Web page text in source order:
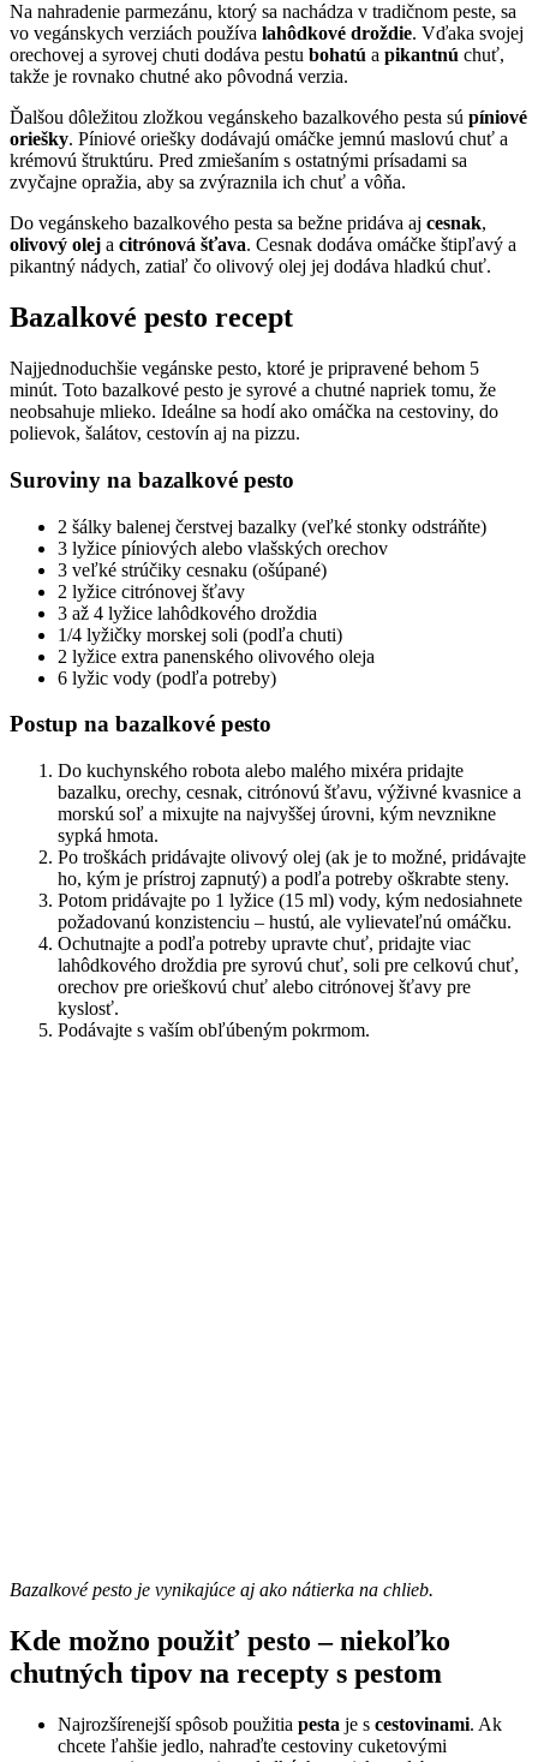
Na nahradenie parmezánu, ktorý sa nachádza v tradičnom peste, sa
vo vegánskych verziách používa lahôdkové droždie. Vďaka svojej
orechovej a syrovej chuti dodáva pestu bohatú a pikantnú chuť,
takže je rovnako chutné ako pôvodná verzia.
Ďalšou dôležitou zložkou vegánskeho bazalkového pesta sú píniové
oriešky. Píniové oriešky dodávajú omáčke jemnú maslovú chuť a
krémovú štruktúru. Pred zmiešaním s ostatnými prísadami sa
zvyčajne opražia, aby sa zvýraznila ich chuť a vôňa.
Do vegánskeho bazalkového pesta sa bežne pridáva aj cesnak,
olivový olej a citrónová šťava. Cesnak dodáva omáčke štipľavý a
pikantný nádych, zatiaľ čo olivový olej jej dodáva hladkú chuť.
Bazalkové pesto recept
Najjednoduchšie vegánske pesto, ktoré je pripravené behom 5
minút. Toto bazalkové pesto je syrové a chutné napriek tomu, že
neobsahuje mlieko. Ideálne sa hodí ako omáčka na cestoviny, do
polievok, šalátov, cestovín aj na pizzu.
Suroviny na bazalkové pesto
2 šálky balenej čerstvej bazalky (veľké stonky odstráňte)
3 lyžice píniových alebo vlašských orechov
3 veľké strúčiky cesnaku (ošúpané)
2 lyžice citrónovej šťavy
3 až 4 lyžice lahôdkového droždia
1/4 lyžičky morskej soli (podľa chuti)
2 lyžice extra panenského olivového oleja
6 lyžic vody (podľa potreby)
Postup na bazalkové pesto
Do kuchynského robota alebo malého mixéra pridajte
bazalku, orechy, cesnak, citrónovú šťavu, výživné kvasnice a
morskú soľ a mixujte na najvyššej úrovni, kým nevznikne
sypká hmota.
Po troškách pridávajte olivový olej (ak je to možné, pridávajte
ho, kým je prístroj zapnutý) a podľa potreby oškrabte steny.
Potom pridávajte po 1 lyžice (15 ml) vody, kým nedosiahnete
požadovanú konzistenciu – hustú, ale vylievateľnú omáčku.
Ochutnajte a podľa potreby upravte chuť, pridajte viac
lahôdkového droždia pre syrovú chuť, soli pre celkovú chuť,
orechov pre orieškovú chuť alebo citrónovej šťavy pre
kyslosť.
Podávajte s vaším obľúbeným pokrmom.
Bazalkové pesto je vynikajúce aj ako nátierka na chlieb.
Kde možno použiť pesto – niekoľko
chutných tipov na recepty s pestom
Najrozšírenejší spôsob použitia pesta je s cestovinami. Ak
chcete ľahšie jedlo, nahraďte cestoviny cuketovými